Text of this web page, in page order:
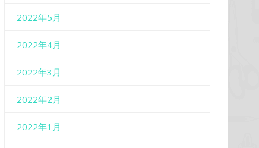
2022年5月
2022年4月
2022年3月
2022年2月
2022年1月